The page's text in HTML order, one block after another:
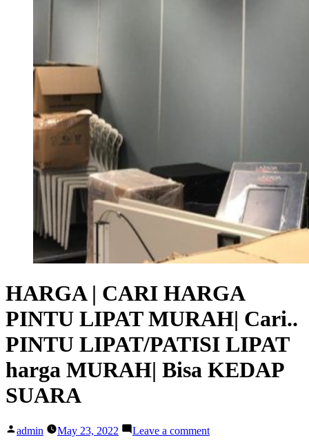
HARGA | CARI HARGA
PINTU LIPAT MURAH| Cari..
PINTU LIPAT/PATISI LIPAT
harga MURAH| Bisa KEDAP
SUARA
Posted
admin May 23, 2022 Leave a commenton